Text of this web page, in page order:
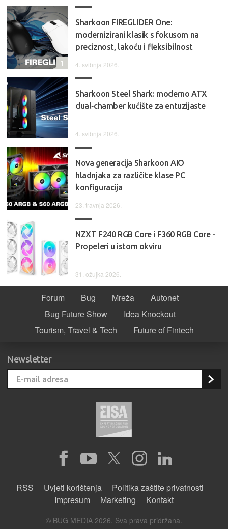
Sharkoon FIREGLIDER One:
modernizirani klasik s fokusom na
preciznost, lakoću i fleksibilnost
4. svibnja 2026.
1
Sharkoon Steel Shark: moderno ATX
dual‑chamber kućište za entuzijaste
4. svibnja 2026.
Nova generacija Sharkoon AIO
hladnjaka za različite klase PC
konfiguracija
23. travnja 2026.
NZXT F240 RGB Core i F360 RGB Core -
Propeleri u istom okviru
31. ožujka 2026.
Forum Bug Mreža
Autonet
Bug Future Show
Idea Knockout
Tourism, Travel & Tech
Future of Fintech
Newsletter
RSS Uvjeti korištenja
Politika zaštite privatnosti
Impresum
Marketing Kontakt
© BUG MEDIA 2026. Sva prava pridržana.